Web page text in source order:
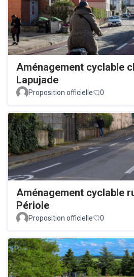
Aménagement cyclable
Lapujade
Proposition officielle 0
Aménagement cyclable
Périole
Proposition officielle 0